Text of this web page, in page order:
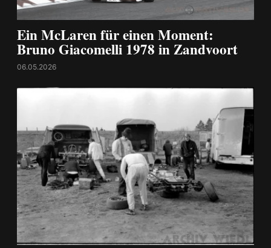
Ein McLaren für einen Moment:
Bruno Giacomelli 1978 in Zandvoort
06.05.2026